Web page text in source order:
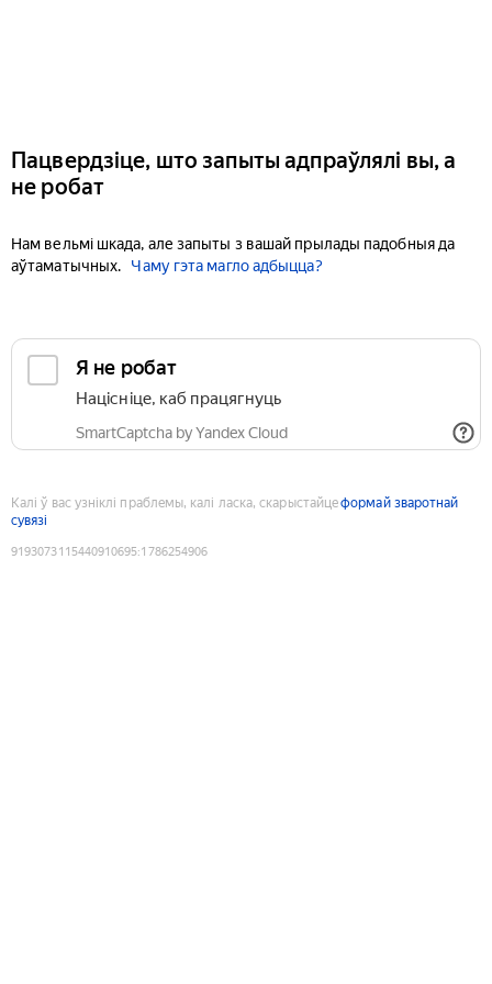
Пацвердзіце, што запыты адпраўлялі вы, а
не робат
Нам вельмі шкада, але запыты з вашай прылады падобныя да
аўтаматычных.
Чаму гэта магло адбыцца?
Я не робат
Націсніце, каб працягнуць
SmartCaptcha by Yandex Cloud
Калі ў вас узніклі праблемы, калі ласка, скарыстайцеформай зваротнай
сувязі
9193073115440910695:1786254906